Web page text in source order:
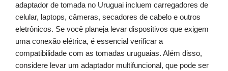
adaptador de tomada no Uruguai incluem carregadores de
celular, laptops, câmeras, secadores de cabelo e outros
eletrônicos. Se você planeja levar dispositivos que exigem
uma conexão elétrica, é essencial verificar a
compatibilidade com as tomadas uruguaias. Além disso,
considere levar um adaptador multifuncional, que pode ser